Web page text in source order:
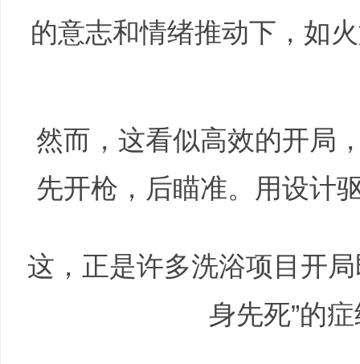
的意志和情绪推动下，如
然而，这看似高效的开局
先开枪，后瞄准。用设计
这，正是许多洗浴项目开
身先死”的